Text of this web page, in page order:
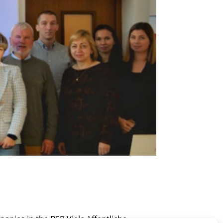
in the BSR Viele öffentliche